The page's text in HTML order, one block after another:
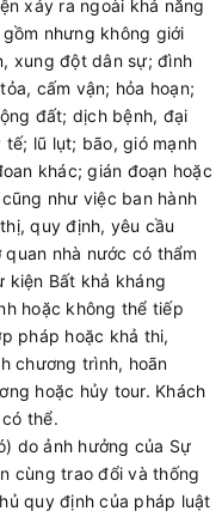
xảy ra ngoài khả năng
nhưng không giới
xung đột dân sự; đình
cấm vận; hỏa hoạn;
đất; dịch bệnh, đại
lũ lụt; bão, gió mạnh
khác; gián đoạn hoặc
như việc ban hành
quy định, yêu cầu
nhà nước có thẩm
kiện Bất khả kháng
hoặc không thể tiếp
pháp hoặc khả thi,
chương trình, hoãn
hoặc hủy tour. Khách
thể.
do ảnh hưởng của Sự
cùng trao đổi và thống
quy định của pháp luật